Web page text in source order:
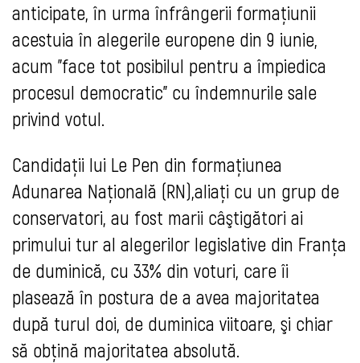
anticipate, în urma înfrângerii formaţiunii
acestuia în alegerile europene din 9 iunie,
acum "face tot posibilul pentru a împiedica
procesul democratic" cu îndemnurile sale
privind votul.
Candidaţii lui Le Pen din formaţiunea
Adunarea Naţională (RN),aliaţi cu un grup de
conservatori, au fost marii câştigători ai
primului tur al alegerilor legislative din Franţa
de duminică, cu 33% din voturi, care îi
plasează în postura de a avea majoritatea
după turul doi, de duminica viitoare, şi chiar
să obţină majoritatea absolută.